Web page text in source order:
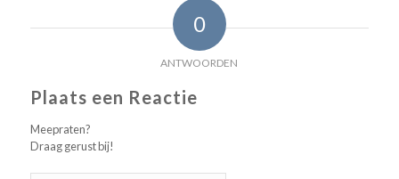
0
ANTWOORDEN
Plaats een Reactie
Meepraten?
Draag gerust bij!